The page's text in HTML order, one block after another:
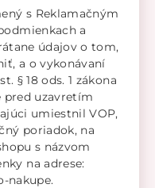
s Reklamačným
a
údajov o tom,
a o vykonávaní
§ 18 ods. 1 zákona
pred uzavretím
umiestnil VOP,
poriadok, na
s názvom
na adrese:
nakupe.